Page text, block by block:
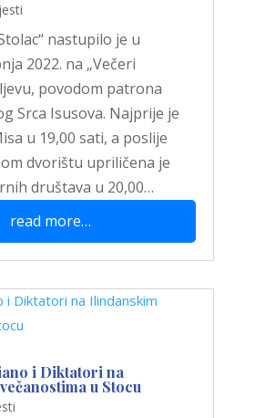
nastupilo je u
2022. na „Večeri
povodom patrona
Srca Isusova. Najprije je
u 19,00 sati, a poslije
dvorištu upriličena je
društava u 20,00…
read more…
i Diktatori na
u Stocu